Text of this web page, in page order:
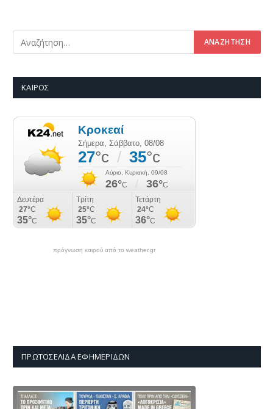
ΚΑΙΡΌΣ
πρόγνωση καιρού από το weather.gr
ΠΡΩΤΟΣΈΛΙΔΑ ΕΦΗΜΕΡΊΔΩΝ